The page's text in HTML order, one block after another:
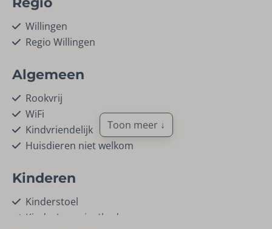
Willingen
Regio Willingen
Algemeen
Rookvrij
WiFi
Kindvriendelijk
Huisdieren niet welkom
Kinderen
Kinderstoel
Kinder(camping)bed
Toon meer ↓